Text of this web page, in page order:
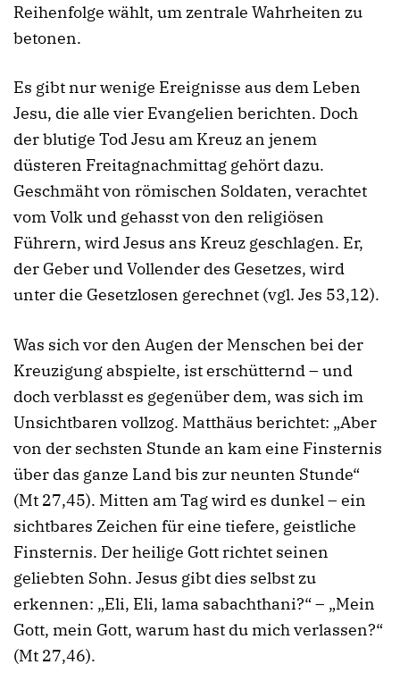
Reihenfolge wählt, um zentrale Wahrheiten zu
betonen.
Es gibt nur wenige Ereignisse aus dem Leben
Jesu, die alle vier Evangelien berichten. Doch
der blutige Tod Jesu am Kreuz an jenem
düsteren Freitagnachmittag gehört dazu.
Geschmäht von römischen Soldaten, verachtet
vom Volk und gehasst von den religiösen
Führern, wird Jesus ans Kreuz geschlagen. Er,
der Geber und Vollender des Gesetzes, wird
unter die Gesetzlosen gerechnet (vgl. Jes 53,12).
Was sich vor den Augen der Menschen bei der
Kreuzigung abspielte, ist erschütternd – und
doch verblasst es gegenüber dem, was sich im
Unsichtbaren vollzog. Matthäus berichtet: „Aber
von der sechsten Stunde an kam eine Finsternis
über das ganze Land bis zur neunten Stunde“
(Mt 27,45). Mitten am Tag wird es dunkel – ein
sichtbares Zeichen für eine tiefere, geistliche
Finsternis. Der heilige Gott richtet seinen
geliebten Sohn. Jesus gibt dies selbst zu
erkennen: „Eli, Eli, lama sabachthani?“ – „Mein
Gott, mein Gott, warum hast du mich verlassen?“
(Mt 27,46).